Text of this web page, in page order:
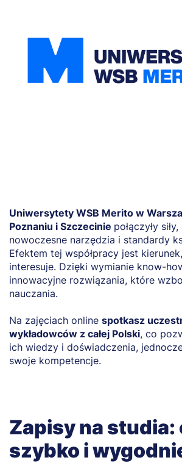
Uniwersytety WSB Merito w
Poznaniu i Szczecinie połączyły
nowoczesne narzędzia i standardy
Efektem tej współpracy jest
interesuje. Dzięki wymianie know-
innowacyjne rozwiązania, które
nauczania.
Na zajęciach online spotkasz
wykładowców z całej Polski, co
ich wiedzy i doświadczenia,
swoje kompetencje.
Zapisy na studia:
szybko i